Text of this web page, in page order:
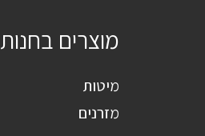
מוצרים בחנות
מיטות
מזרנים